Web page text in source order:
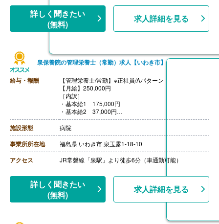
※正規フルタイム社員は無期雇用での採用になります
（正社員登用あり）
詳しく聞きたい
(無料)
求人詳細を見る
泉保養院の管理栄養士（常勤）求人【いわき市】
給与・報酬
【管理栄養士/常勤】※正社員/Aパターン
【月給】250,000円
［内訳］
・基本給1 175,000円
・基本給2 37,000円
・資格手当 38,000円
【賞与】基本給1の4ヶ月分/年 ※前年度実績
【通勤手当】あり（上限なし）
【昇給】あり（1月あたり500円-5,000円）※前年度実績
【退職金】あり※勤続2年以上
++++++++++++++++++++
【管理栄養士/常勤】※正社員/Bパターン
［内訳］
・基本給1 170,000円
・基本給2 34,000円
・資格手当 38,000円
施設形態 病院
事業所所在地 福島県 いわき市 泉玉露1-18-10
アクセス JR常磐線「泉駅」より徒歩6分（車通勤可能）
詳しく聞きたい
(無料)
求人詳細を見る